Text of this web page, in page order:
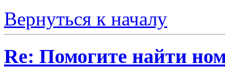
Вернуться к началу
Re: Помогите найти